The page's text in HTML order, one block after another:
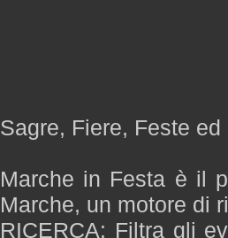
Sagre, Fiere, Feste
Marche in Festa è il
Marche, un motore di
RICERCA: Filtra gli